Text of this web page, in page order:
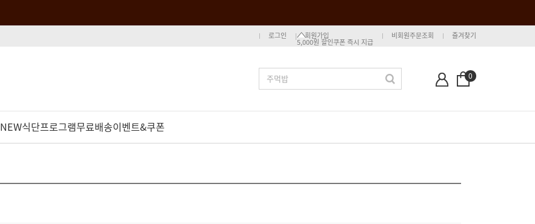
로그인 회원가입
5,000원 할인쿠폰 즉시 지급
비회원주문조회 즐겨찾기
0
NEW식단프로그램무료배송이벤트&쿠폰